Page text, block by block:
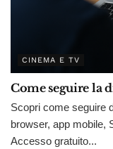
CINEMA E TV
Come seguire la
Scopri come seguire
browser, app mobile,
Accesso gratuito...